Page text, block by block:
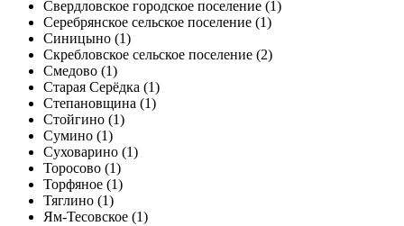
Свердловское городское поселение (1)
Серебрянское сельское поселение (1)
Синицыно (1)
Скребловское сельское поселение (2)
Смедово (1)
Старая Серёдка (1)
Степановщина (1)
Стойгино (1)
Сумино (1)
Суховарино (1)
Торосово (1)
Торфяное (1)
Тяглино (1)
Ям-Тесовское (1)